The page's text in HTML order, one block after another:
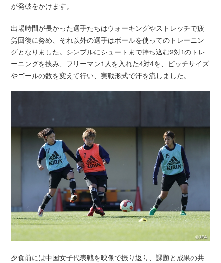
が発破をかけます。
出場時間が長かった選手たちはウォーキングやストレッチで疲
労回復に努め、それ以外の選手はボールを使ってのトレーニン
グとなりました。シンプルにシュートまで持ち込む2対1のトレ
ーニングを挟み、フリーマン1人を入れた4対4を、ピッチサイズ
やゴールの数を変えて行い、実戦形式で汗を流しました。
夕食前には中国女子代表戦を映像で振り返り、課題と成果の共